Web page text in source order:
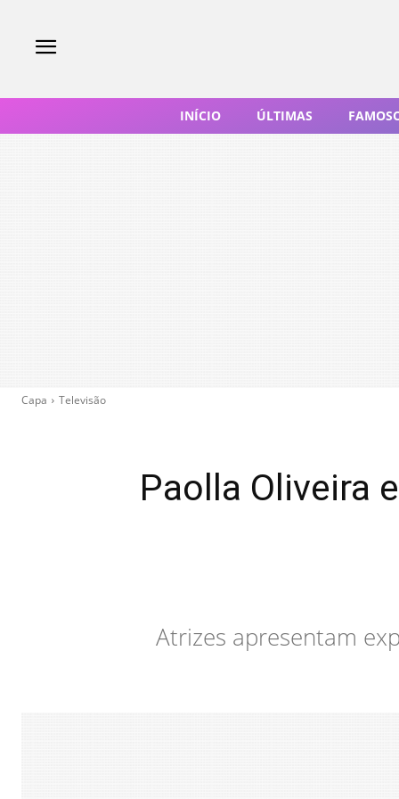
INÍCIO ÚLTIMAS
Capa Televisão
Paolla Oliveira
Atrizes apresentam